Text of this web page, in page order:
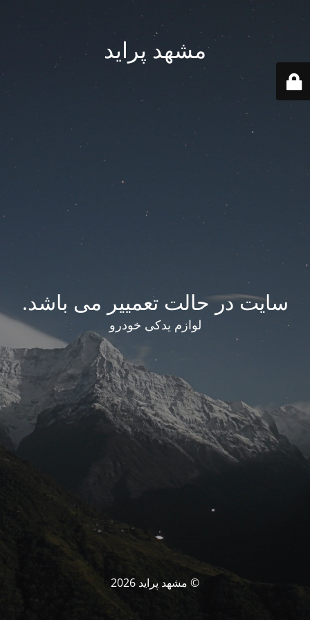
مشهد پراید
سایت در حالت تعمییر می باشد.
لوازم یدکی خودرو
© مشهد پراید 2026